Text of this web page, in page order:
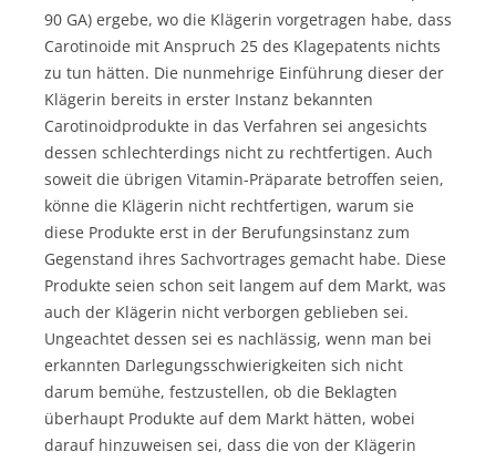
90 GA) ergebe, wo die Klägerin vorgetragen habe, dass
Carotinoide mit Anspruch 25 des Klagepatents nichts
zu tun hätten. Die nunmehrige Einführung dieser der
Klägerin bereits in erster Instanz bekannten
Carotinoidprodukte in das Verfahren sei angesichts
dessen schlechterdings nicht zu rechtfertigen. Auch
soweit die übrigen Vitamin-Präparate betroffen seien,
könne die Klägerin nicht rechtfertigen, warum sie
diese Produkte erst in der Berufungsinstanz zum
Gegenstand ihres Sachvortrages gemacht habe. Diese
Produkte seien schon seit langem auf dem Markt, was
auch der Klägerin nicht verborgen geblieben sei.
Ungeachtet dessen sei es nachlässig, wenn man bei
erkannten Darlegungsschwierigkeiten sich nicht
darum bemühe, festzustellen, ob die Beklagten
überhaupt Produkte auf dem Markt hätten, wobei
darauf hinzuweisen sei, dass die von der Klägerin